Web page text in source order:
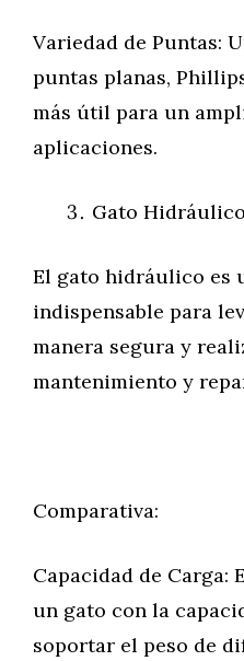
Variedad de Puntas:
puntas planas,
más útil para un
aplicaciones.
Gato
El gato hidráulico es
indispensable para
manera segura y
mantenimiento y
Comparativa:
Capacidad de Carga:
un gato con la
soportar el peso de